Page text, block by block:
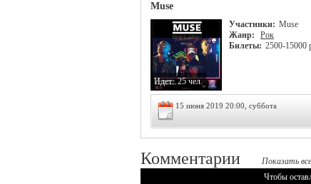
Muse
Участники: Muse
Жанр:
Рок
Билеты: 2500-15000
Идет: 25 чел.
15 июня 2019 20:00, суббота
Комментарии
Показать
Чтобы